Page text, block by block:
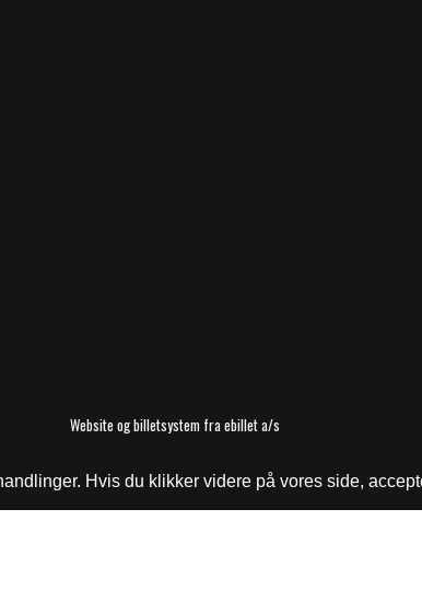
Hvis du klikker videre på vores side,
Website og billetsystem fra ebillet a/s